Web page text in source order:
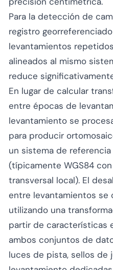
Para la detección de
registro
levantamientos
alineados al mismo
reduce
En lugar de calcular
entre épocas de
levantamiento se
para producir
un sistema de
(típicamente WGS84
transversal local). El
entre levantamientos se
utilizando una
partir de características
ambos conjuntos de
luces de pista, sellos de